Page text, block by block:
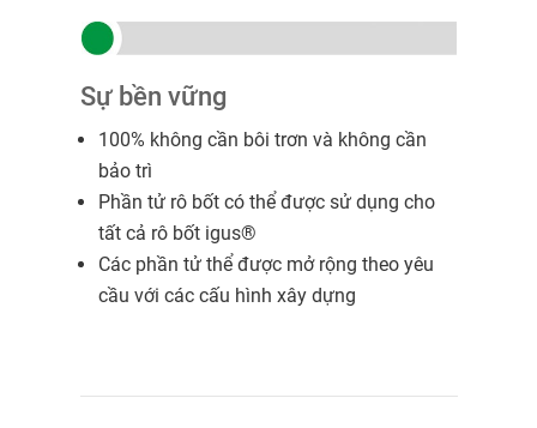
Sự bền vững
100% không cần bôi trơn và không cần
bảo trì
Phần tử rô bốt có thể được sử dụng cho
tất cả rô bốt igus®
Các phần tử thể được mở rộng theo yêu
cầu với các cấu hình xây dựng